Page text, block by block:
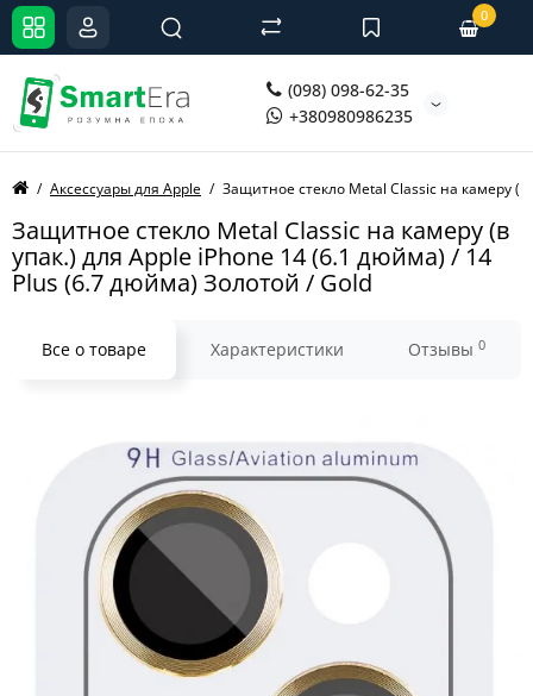
(098) 098-62-35
+380980986235
0
Аксессуары для Apple Защитное стекло Metal Classic на камеру
Защитное стекло Metal Classic на камеру (в
упак.) для Apple iPhone 14 (6.1 дюйма) / 14
Plus (6.7 дюйма) Золотой / Gold
Все о товаре Характеристики Отзывы 0